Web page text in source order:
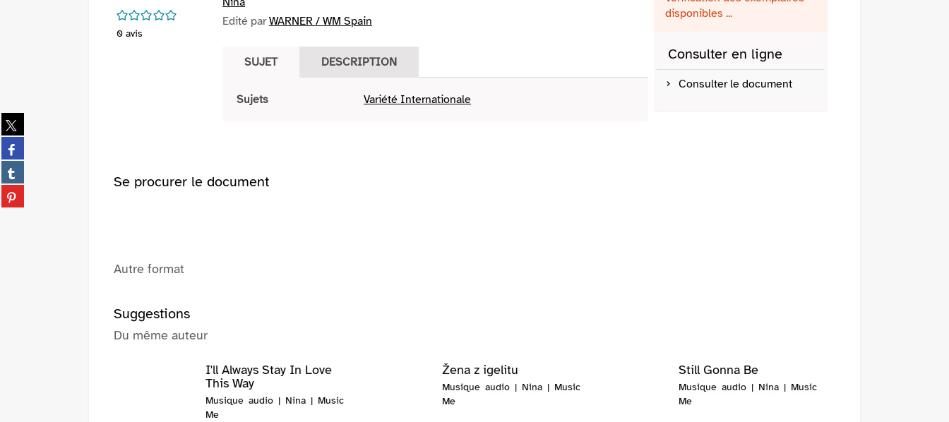
Partager
sur
twitter
(Nouvelle
fenêtre)
Partager
sur
facebook
(Nouvelle
fenêtre)
Partager
sur
tumblr
Partager
sur
/5
0 avis
Edité parWARNER / WM Spain
SUJET DESCRIPTION
Sujets Variété Internationale
disponibles ...
Consulter en ligne
Consulter le document
Se procurer le document
Autre format
Suggestions
Du même auteur
Žena z igelitu
Musique audio | Nina | Music
Me
Still Gonna Be
Musique audio | Nina | Music
Me
I'll Always Stay In Love
This Way
Musique audio | Nina | Music
Me